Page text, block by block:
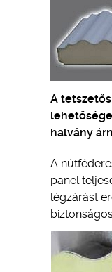
A
halvány
A
panel
légzárást